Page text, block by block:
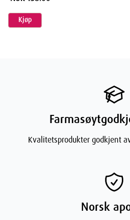
kapselvegg [gelatin (storfe),
fytomenadion, D-biotin. Mineraler:
jern(II)fumarat, mangansulfat,
kobbersulfat, kaliumjodat,
Kjøp
Kvalitetsprodukter godkjent
Norsk